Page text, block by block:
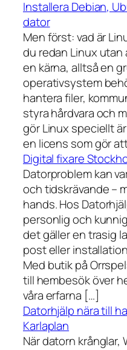
Installera Debian,
dator
Men först: vad är
du redan Linux utan
en kärna, alltså en
operativsystem
hantera filer,
styra hårdvara och
gör Linux speciellt
en licens som gör
Digital fixare
Datorproblem kan
och tidskrävande –
hands. Hos
personlig och
det gäller en trasig
post eller
Med butik på
till hembesök över
våra erfarna […]
Datorhjälp nära till
Karlaplan
När datorn